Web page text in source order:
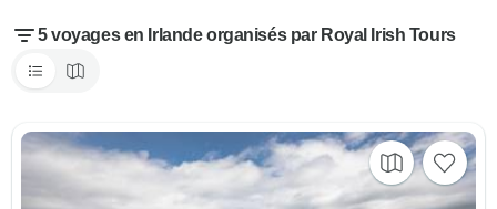
5 voyages en Irlande organisés par Royal Irish Tours